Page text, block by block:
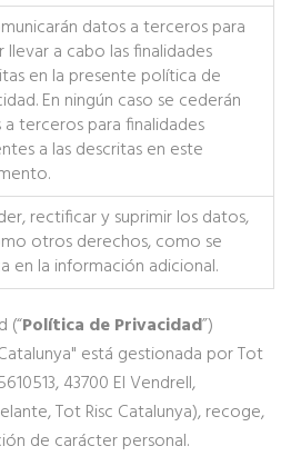
datos a terceros para
llevar a cabo las finalidades
en la presente política de
En ningún caso se cederán
terceros para finalidades
a las descritas en este
rectificar y suprimir los datos,
otros derechos, como se
en la información adicional.
(“Política de Privacidad”)
está gestionada por Tot
43700 El Vendrell,
Tot Risc Catalunya), recoge,
de carácter personal.